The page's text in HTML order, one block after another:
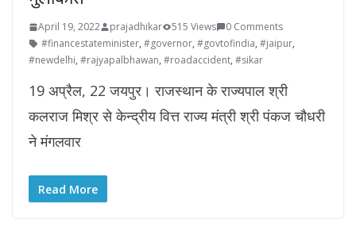
April 19, 2022 prajadhikar 515 Views
0 Comments
#financestateminister, #governor, #govtofindia, #jaipur,
#newdelhi, #rajyapalbhawan, #roadaccident, #sikar
19 अप्रैल, 22 जयपुर। राजस्थान के राज्यपाल श्री
कलराज मिश्र से केन्द्रीय वित्त राज्य मंत्री श्री पंकज चौधरी
ने मंगलवार
Read More